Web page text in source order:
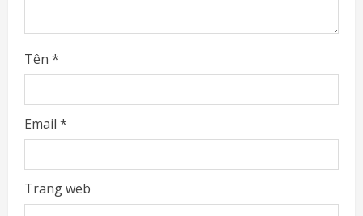
g
Tên *
Email *
Trang web